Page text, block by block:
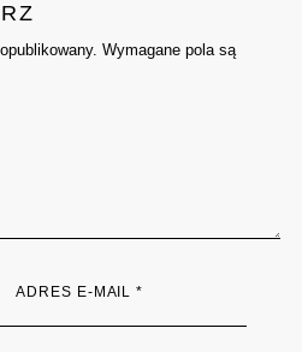
Wymagane pola są
ADRES E-MAIL*